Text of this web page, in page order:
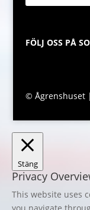
FÖLJ OSS PÅ
© Ågrenshuset |
Stäng
Privacy
This website uses